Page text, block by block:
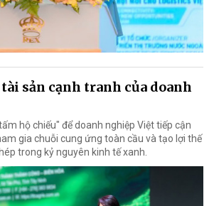
sản cạnh tranh của doanh
hộ chiếu" để doanh nghiệp Việt tiếp cận
gia chuỗi cung ứng toàn cầu và tạo lợi thế
trong kỷ nguyên kinh tế xanh.